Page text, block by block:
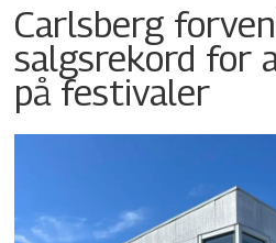
Carlsberg
salgsrekord for
på festivaler